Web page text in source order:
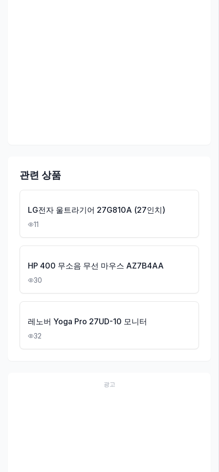
관련 상품
LG전자 울트라기어 27G810A (27인치)
11
HP 400 무소음 무선 마우스 AZ7B4AA
30
레노버 Yoga Pro 27UD-10 모니터
32
광고